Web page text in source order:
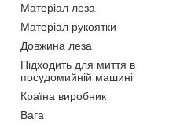
Матеріал леза
Матеріал рукоятки
Довжина леза
Підходить для миття в
посудомийній машині
Країна виробник
Вага